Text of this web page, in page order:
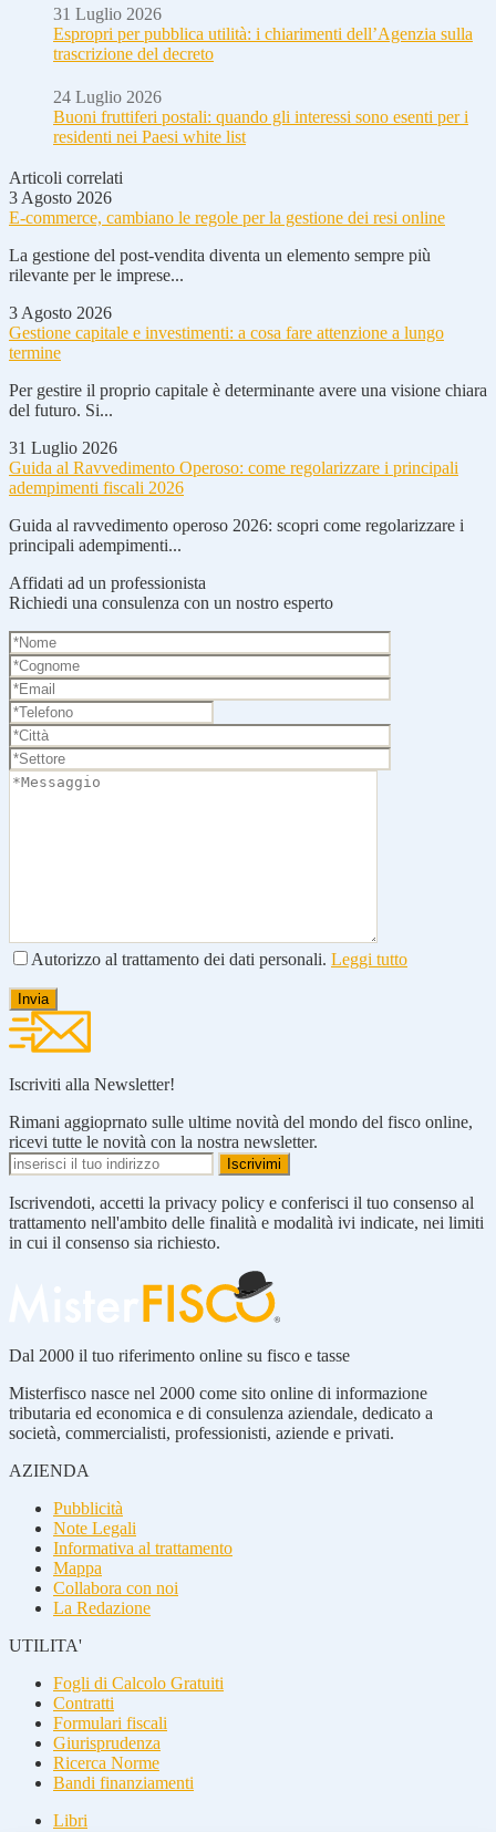
31 Luglio 2026
Espropri per pubblica utilità: i chiarimenti dell’Agenzia sulla
trascrizione del decreto
24 Luglio 2026
Buoni fruttiferi postali: quando gli interessi sono esenti per i
residenti nei Paesi white list
Articoli correlati
3 Agosto 2026
E-commerce, cambiano le regole per la gestione dei resi online
La gestione del post-vendita diventa un elemento sempre più
rilevante per le imprese...
3 Agosto 2026
Gestione capitale e investimenti: a cosa fare attenzione a lungo
termine
Per gestire il proprio capitale è determinante avere una visione chiara
del futuro. Si...
31 Luglio 2026
Guida al Ravvedimento Operoso: come regolarizzare i principali
adempimenti fiscali 2026
Guida al ravvedimento operoso 2026: scopri come regolarizzare i
principali adempimenti...
Affidati ad un professionista
Richiedi una consulenza con un nostro esperto
Autorizzo al trattamento dei dati personali. Leggi tutto
Iscriviti alla Newsletter!
Rimani aggioprnato sulle ultime novità del mondo del fisco online,
ricevi tutte le novità con la nostra newsletter.
Iscrivendoti, accetti la privacy policy e conferisci il tuo consenso al
trattamento nell'ambito delle finalità e modalità ivi indicate, nei limiti
in cui il consenso sia richiesto.
Dal 2000 il tuo riferimento online su fisco e tasse
Misterfisco nasce nel 2000 come sito online di informazione
tributaria ed economica e di consulenza aziendale, dedicato a
società, commercialisti, professionisti, aziende e privati.
AZIENDA
Pubblicità
Note Legali
Informativa al trattamento
Mappa
Collabora con noi
La Redazione
UTILITA'
Fogli di Calcolo Gratuiti
Contratti
Formulari fiscali
Giurisprudenza
Ricerca Norme
Bandi finanziamenti
Libri